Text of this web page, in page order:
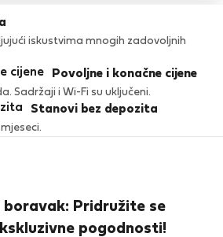
iskustvima mnogih zadovoljnih
Povoljne i konačne cijene
Sadržaji i Wi-Fi su uključeni.
Stanovi bez depozita
boravak: Pridružite se
pogodnosti!